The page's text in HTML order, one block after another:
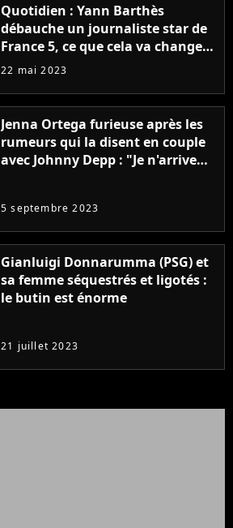
Quotidien : Yann Barthès
débauche un journaliste star de
France 5, ce que cela va changer
à la rentrée
22 mai 2023
Jenna Ortega furieuse après les
rumeurs qui la disent en couple
avec Johnny Depp : "Je n'arrive
5 septembre 2023
Gianluigi Donnarumma (PSG) et
sa femme séquestrés et ligotés :
le butin est énorme
21 juillet 2023